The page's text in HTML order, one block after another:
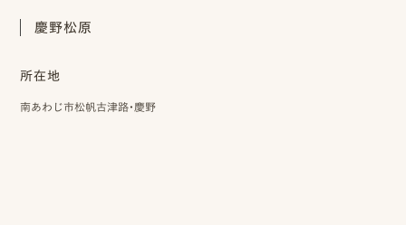
慶野松原
所在地
南あわじ市松帆古津路・慶野